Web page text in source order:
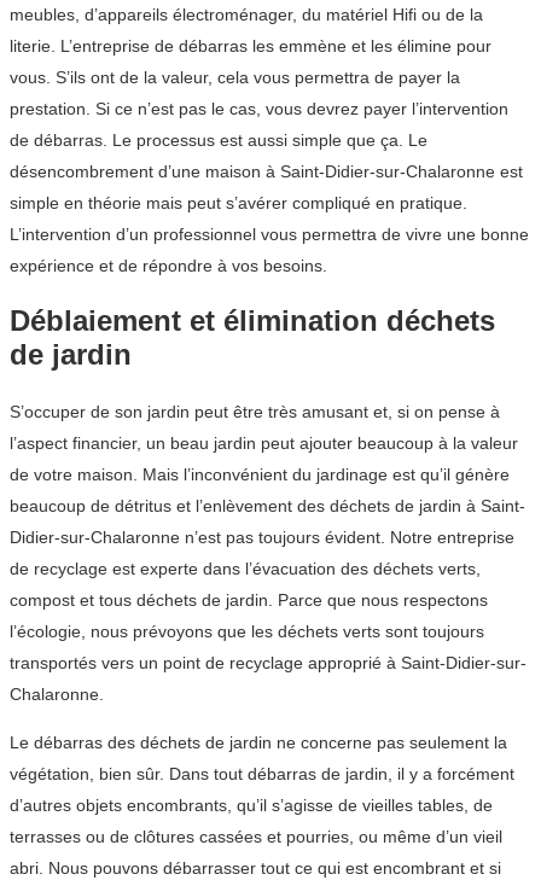
meubles, d’appareils électroménager, du matériel Hifi ou de la
literie. L’entreprise de débarras les emmène et les élimine pour
vous. S’ils ont de la valeur, cela vous permettra de payer la
prestation. Si ce n’est pas le cas, vous devrez payer l’intervention
de débarras. Le processus est aussi simple que ça. Le
désencombrement d’une maison à Saint-Didier-sur-Chalaronne est
simple en théorie mais peut s’avérer compliqué en pratique.
L’intervention d’un professionnel vous permettra de vivre une bonne
expérience et de répondre à vos besoins.
Déblaiement et élimination déchets
de jardin
S’occuper de son jardin peut être très amusant et, si on pense à
l’aspect financier, un beau jardin peut ajouter beaucoup à la valeur
de votre maison. Mais l’inconvénient du jardinage est qu’il génère
beaucoup de détritus et l’enlèvement des déchets de jardin à Saint-
Didier-sur-Chalaronne n’est pas toujours évident. Notre entreprise
de recyclage est experte dans l’évacuation des déchets verts,
compost et tous déchets de jardin. Parce que nous respectons
l’écologie, nous prévoyons que les déchets verts sont toujours
transportés vers un point de recyclage approprié à Saint-Didier-sur-
Chalaronne.
Le débarras des déchets de jardin ne concerne pas seulement la
végétation, bien sûr. Dans tout débarras de jardin, il y a forcément
d’autres objets encombrants, qu’il s’agisse de vieilles tables, de
terrasses ou de clôtures cassées et pourries, ou même d’un vieil
abri. Nous pouvons débarrasser tout ce qui est encombrant et si